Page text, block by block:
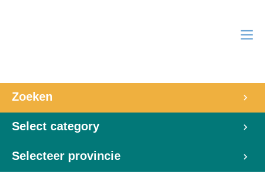
Zoeken
Select category
Selecteer provincie